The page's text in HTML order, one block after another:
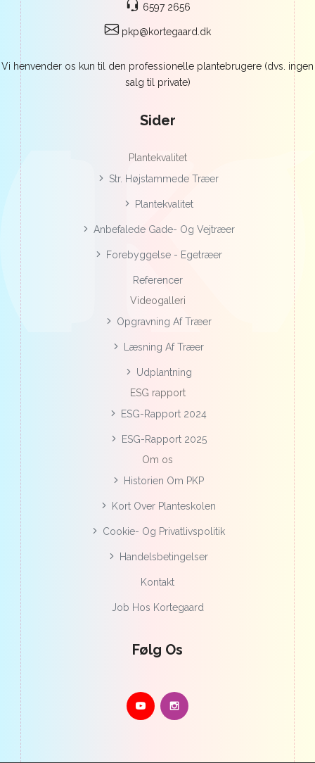
6597 2656
pkp@kortegaard.dk
Vi henvender os kun til den professionelle plantebrugere (dvs. ingen
salg til private)
Sider
Plantekvalitet
Str. Højstammede Træer
Plantekvalitet
Anbefalede Gade- Og Vejtræer
Forebyggelse - Egetræer
Referencer
Videogalleri
Opgravning Af Træer
Læsning Af Træer
Udplantning
ESG rapport
ESG-Rapport 2024
ESG-Rapport 2025
Om os
Historien Om PKP
Kort Over Planteskolen
Cookie- Og Privatlivspolitik
Handelsbetingelser
Kontakt
Job Hos Kortegaard
Følg Os